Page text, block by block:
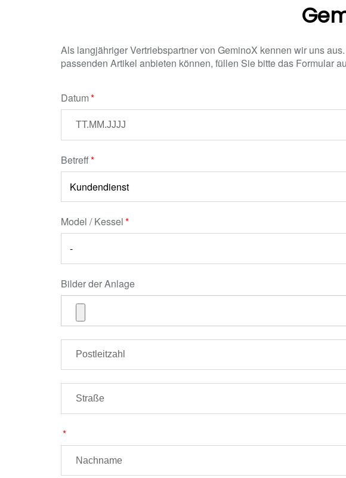
Als langjähriger Vertriebspartner von GeminoX kennen wir uns
passenden Artikel anbieten können, füllen Sie bitte das Formular
Datum
Betreff
Model / Kessel
Bilder der Anlage